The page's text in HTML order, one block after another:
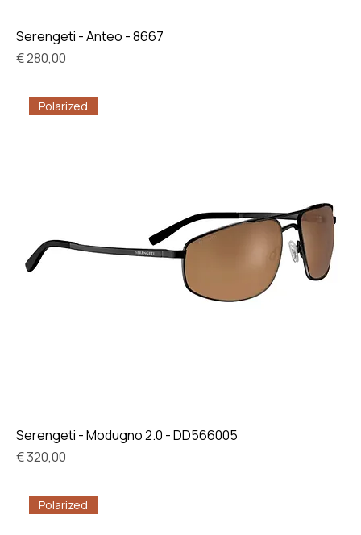
Serengeti - Anteo - 8667
Prijs
€ 280,00
Polarized
Serengeti - Modugno 2.0 - DD566005
Prijs
€ 320,00
Polarized